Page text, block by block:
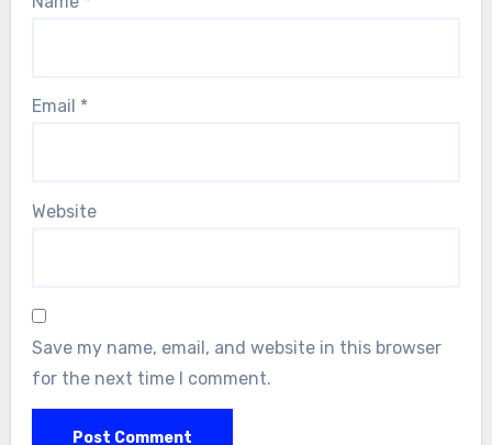
Email *
Website
Save my name, email, and website in this browser
for the next time I comment.